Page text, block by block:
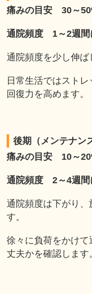
痛みの目安 30～
通院頻度 1～2週間
通院頻度を少し伸ば
日常生活ではスト
回復力を高めます。
後期（メンテナン
痛みの目安 10～
通院頻度 2～4週間
通院頻度は下がり、
す。
徐々に負荷をかけ
丈夫かを確認します